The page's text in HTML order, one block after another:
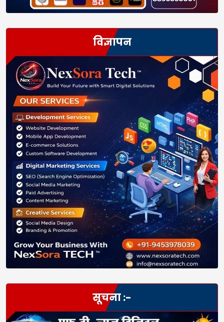
विज्ञापन
सूचना :-